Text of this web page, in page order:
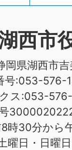
西市
岡県湖西市
号:053-576-
ス:053-576-
時30分から
曜日・日曜